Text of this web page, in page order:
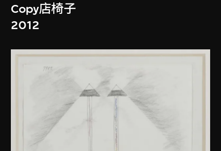
Copy店椅子
2012